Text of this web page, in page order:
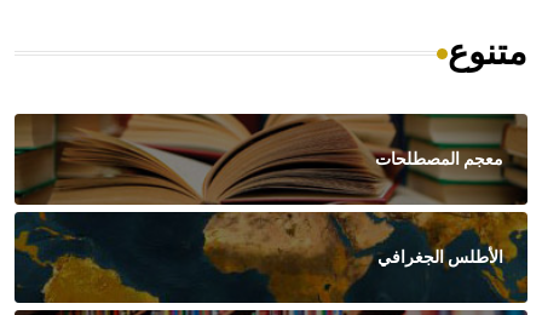
متنوع
معجم المصطلحات
الأطلس الجغرافي